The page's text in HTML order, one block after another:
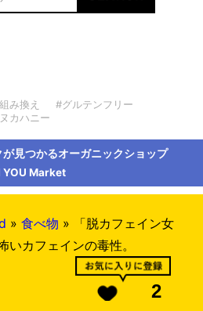
み換え
#グルテンフリー
カハニー
見つかるオーガニックショップ
YOU Market
» 食べ物 »
「脱カフェイン女
カフェインの毒性。
2